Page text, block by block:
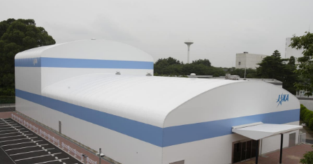
メニューを閉じる